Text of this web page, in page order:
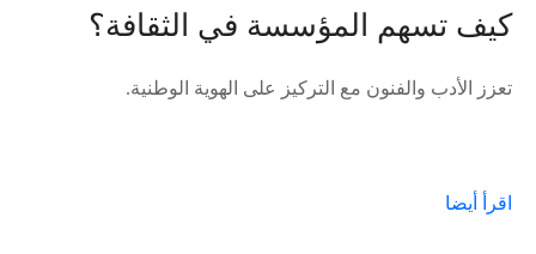
كيف تسهم المؤسسة في الثقافة؟
تعزز الأدب والفنون مع التركيز على الهوية الوطنية.
اقرأ أيضا